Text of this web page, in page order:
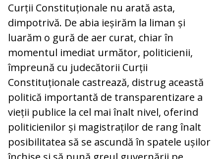
Curții Constituționale nu arată asta,
dimpotrivă. De abia ieșirăm la liman și
luarăm o gură de aer curat, chiar în
momentul imediat următor, politicienii,
împreună cu judecătorii Curții
Constituționale castrează, distrug această
politică importantă de transparentizare a
vieții publice la cel mai înalt nivel, oferind
politicienilor și magistraților de rang înalt
posibilitatea să se ascundă în spatele ușilor